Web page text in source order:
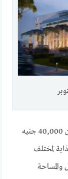
تبدأ أسعار الوحدات التجارية في مول بارك يارد من 40,000 جنيه
لمختلف
والمساحة